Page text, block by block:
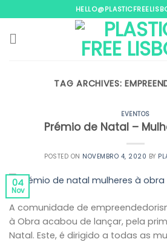
to
content
TAG ARCHIVES:
EVENTOS
Prémio de Natal –
POSTED ON NOVEMBRO 4, 2020 BY
04
Nov
A comunidade de
à Obra acabou de lançar, pela
Natal. Este, é dirigido a todas as